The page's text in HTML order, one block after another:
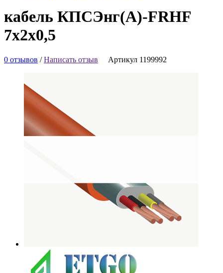
кабель КПСЭнг(А)-FRHF
7х2х0,5
0 отзывов /Написать отзыв Артикул 1199992